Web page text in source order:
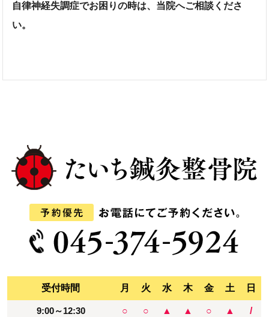
自律神経失調症でお困りの時は、当院へご相談くださ
い。
受付時間 月 火 水 木 金 土 日
9:00～12:30 ○ ○ ▲ ▲ ○ ▲ /